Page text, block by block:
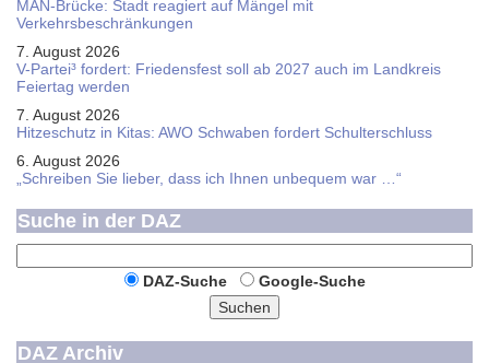
MAN-Brücke: Stadt reagiert auf Mängel mit
Verkehrsbeschränkungen
7. August 2026
V-Partei­³ fordert: Friedens­fest soll ab 2027 auch im Land­kreis
Feier­tag werden
7. August 2026
Hitzeschutz in Kitas: AWO Schwaben fordert Schulterschluss
6. August 2026
„Schreiben Sie lieber, dass ich Ihnen unbequem war …“
Suche in der DAZ
DAZ-Suche
Google-Suche
Suchen
DAZ Archiv